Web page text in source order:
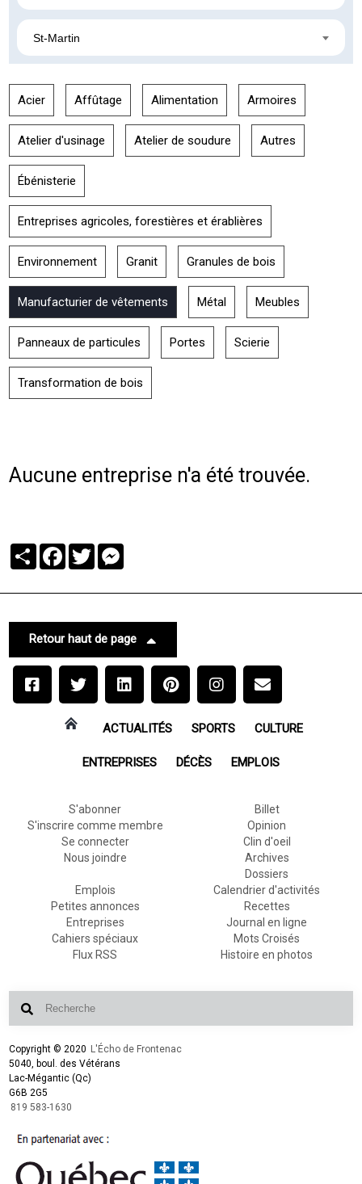
St-Martin
Acier Affûtage Alimentation Armoires
Atelier d'usinage Atelier de soudure Autres
Ébénisterie
Entreprises agricoles, forestières et érablières
Environnement Granit Granules de bois
Manufacturier de vêtements Métal Meubles
Panneaux de particules Portes Scierie
Transformation de bois
Aucune entreprise n'a été trouvée.
PartagerFacebook
Twitter
Retour haut de page
ACTUALITÉS SPORTS CULTURE
ENTREPRISES DÉCÈS EMPLOIS
S'abonner
S'inscrire comme membre
Se connecter
Nous joindre
Billet
Opinion
Clin d'oeil
Archives
Dossiers
Emplois
Petites annonces
Entreprises
Cahiers spéciaux
Flux RSS
Calendrier d'activités
Recettes
Journal en ligne
Mots Croisés
Histoire en photos
Copyright © 2020 L'Écho de Frontenac
5040, boul. des Vétérans
Lac-Mégantic (Qc)
G6B 2G5
819 583-1630